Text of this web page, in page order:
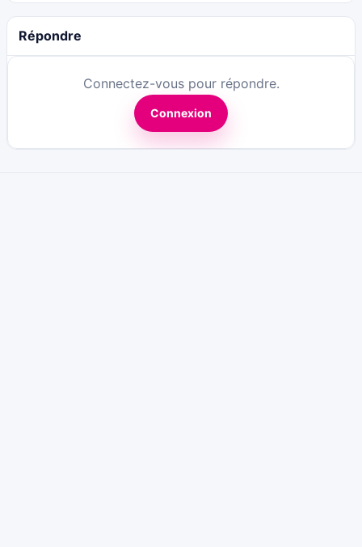
Répondre
Connectez-vous pour répondre.
Connexion